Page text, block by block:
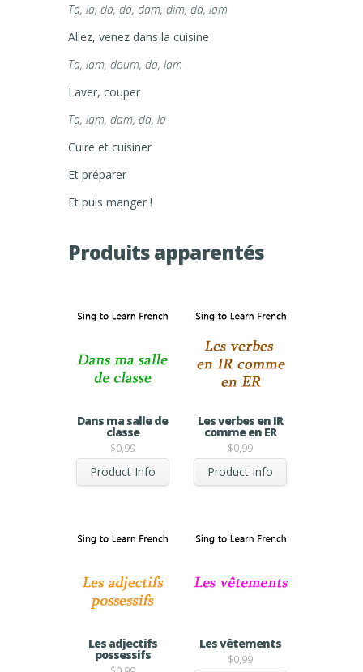
Ta, la, da, da, dam, dim, da, lam
Allez, venez dans la cuisine
Ta, lam, doum, da, lam
Laver, couper
Ta, lam, dam, da, la
Cuire et cuisiner
Et préparer
Et puis manger !
Produits apparentés
Dans ma salle de
classe
$0,99
Product Info
Les verbes en IR
comme en ER
$0,99
Product Info
Les adjectifs
possessifs
Les vêtements
$0,99